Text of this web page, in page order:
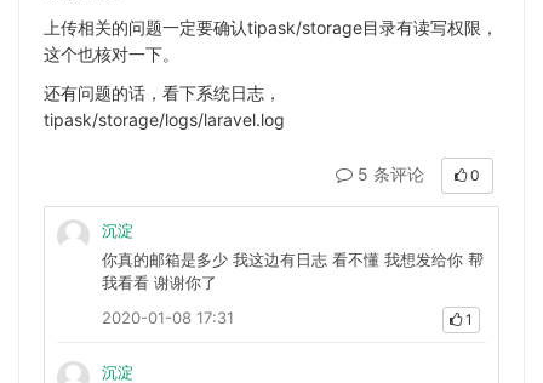
上传相关的问题一定要确认tipask/storage目录有读写权限，
这个也核对一下。
还有问题的话，看下系统日志，
tipask/storage/logs/laravel.log
5 条评论 0
沉淀
你真的邮箱是多少 我这边有日志 看不懂 我想发给你 帮
我看看 谢谢你了
2020-01-08 17:31
1
沉淀